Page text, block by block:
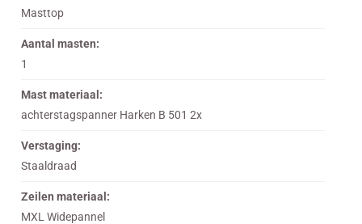
Masttop
Aantal masten:
1
Mast materiaal:
achterstagspanner Harken B 501 2x
Verstaging:
Staaldraad
Zeilen materiaal:
MXL Widepannel